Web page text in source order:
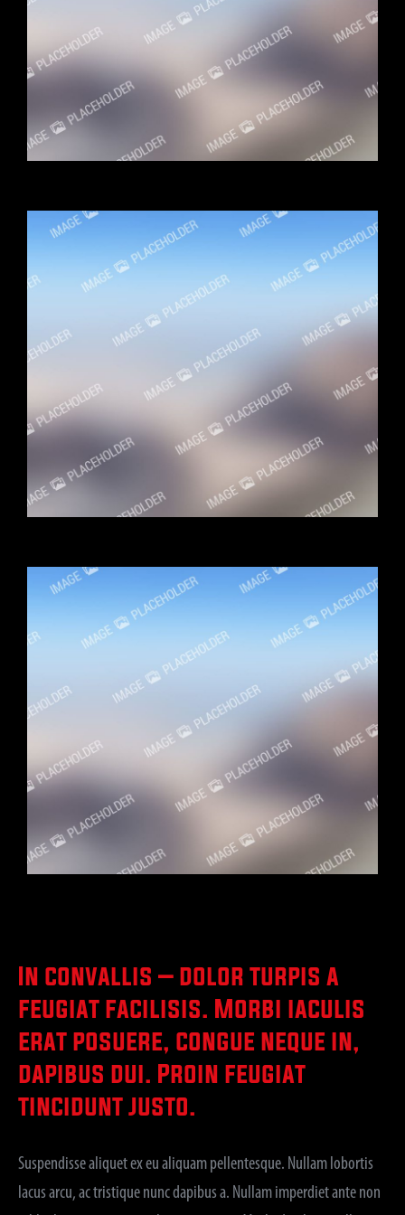
In convallis – dolor turpis a
feugiat facilisis. Morbi iaculis
erat posuere, congue neque in,
dapibus dui. Proin feugiat
tincidunt justo.
Suspendisse aliquet ex eu aliquam pellentesque. Nullam lobortis
lacus arcu, ac tristique nunc dapibus a. Nullam imperdiet ante non